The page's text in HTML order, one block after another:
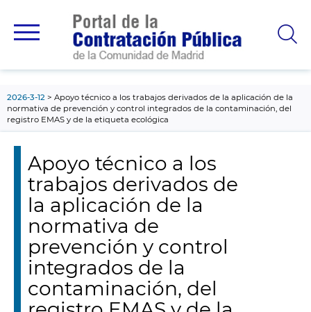
principal
2026-3-12
Apoyo técnico a los trabajos derivados de la aplicación de la
normativa de prevención y control integrados de la contaminación, del
registro EMAS y de la etiqueta ecológica
Apoyo técnico a los
trabajos derivados de
la aplicación de la
normativa de
prevención y control
integrados de la
contaminación, del